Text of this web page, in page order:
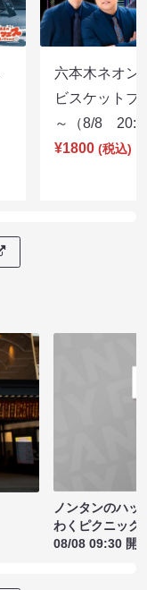
六本木ネオン
ビスケットブ
～（8/8
¥1800 (税込)
ノンタンのハッ
わくピクニック
08/08 09:30 開